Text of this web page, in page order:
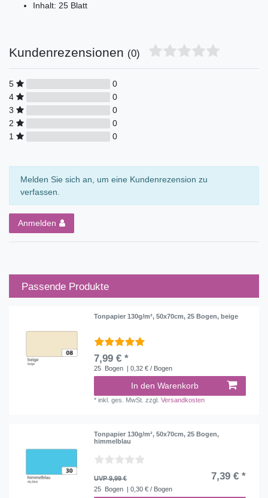
Inhalt: 25 Blatt
Kundenrezensionen (0)
5
0
4
0
3
0
2
0
1
0
Melden Sie sich an, um eine Kundenrezension zu
verfassen.
Anmelden
Passende Produkte
Tonpapier 130g/m², 50x70cm, 25 Bogen, beige
7,99 € *
25 Bogen | 0,32 € / Bogen
In den Warenkorb
*inkl. ges. MwSt. zzgl.Versandkosten
Tonpapier 130g/m², 50x70cm, 25 Bogen,
himmelblau
UVP 9,99 € 7,39 € *
25 Bogen | 0,30 € / Bogen